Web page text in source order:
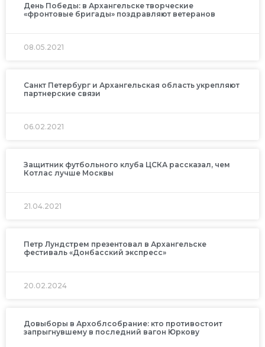
День Победы: в Архангельске творческие
«фронтовые бригады» поздравляют ветеранов
08.05.2021
Санкт Петербург и Архангельская область укрепляют
партнерские связи
06.02.2021
Защитник футбольного клуба ЦСКА рассказал, чем
Котлас лучше Москвы
21.04.2021
Петр Лундстрем презентовал в Архангельске
фестиваль «Донбасский экспресс»
20.02.2024
Довыборы в Архоблсобрание: кто противостоит
запрыгнувшему в последний вагон Юркову